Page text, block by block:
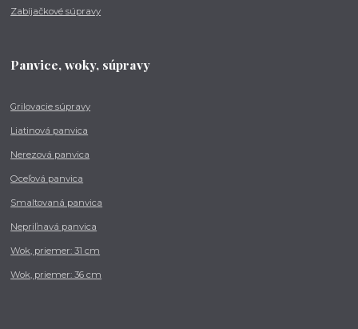
Zabíjačkové súpravy
Panvice, woky, súpravy
Grilovacie súpravy
Liatinová panvica
Nerezová panvica
Oceľová panvica
Smaltovaná panvica
Nepriľnavá panvica
Wok, priemer: 31 cm
Wok, priemer: 36 cm